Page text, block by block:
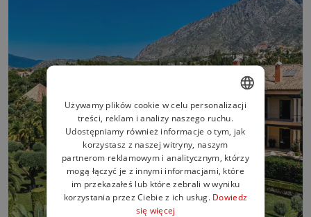
ENGLISH
SPANISH
FRENCH
GERMAN
Używamy plików cookie w celu personalizacji
treści, reklam i analizy naszego ruchu.
Udostępniamy również informacje o tym, jak
korzystasz z naszej witryny, naszym
partnerom reklamowym i analitycznym, którzy
mogą łączyć je z innymi informacjami, które
im przekazałeś lub które zebrali w wyniku
korzystania przez Ciebie z ich usług. Dowiedz
się więcej